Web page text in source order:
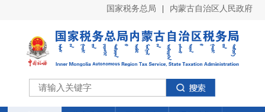
国家税务总局 内蒙古自治区人民政府